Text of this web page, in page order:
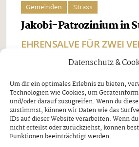
Datenschutz &
Um dir ein optimales Erlebnis zu bieten,
Technologien wie Cookies, um
und/oder darauf zuzugreifen. Wenn du
zustimmst, können wir Daten wie das
IDs auf dieser Website verarbeiten. Wenn
nicht erteilst oder zurückziehst, können
Funktionen beeinträchtigt werden.
Gemeinden Strass
Jakobi-Patrozinium in
EHRENSALVE FÜR ZWEI
Beim Jakobi-Patrozinium am
stand Strass im Zillertal ganz im
Pfarrpatrons, des heiligen
feierlichen Festgottesdienst und